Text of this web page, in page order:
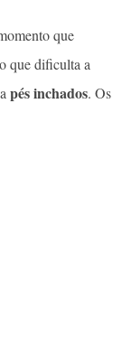
que
que dificulta a
pés inchados. Os